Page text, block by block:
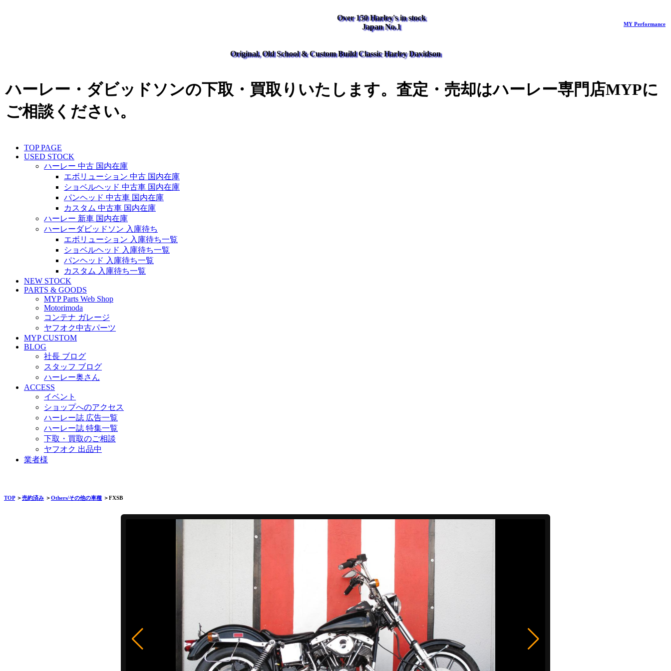
Over 150 Harley's in stock
Japan No.1
MY Performance
Original, Old School & Custom Build Classic Harley Davidson
ハーレー・ダビッドソンの下取・買取りいたします。査定・売却はハーレー専門店MYPに
ご相談ください。
TOP PAGE
USED STOCK
ハーレー 中古 国内在庫
エボリューション 中古 国内在庫
ショベルヘッド 中古車 国内在庫
パンヘッド 中古車 国内在庫
カスタム 中古車 国内在庫
ハーレー 新車 国内在庫
ハーレーダビッドソン 入庫待ち
エボリューション 入庫待ち一覧
ショベルヘッド 入庫待ち一覧
パンヘッド 入庫待ち一覧
カスタム 入庫待ち一覧
NEW STOCK
PARTS & GOODS
MYP Parts Web Shop
Motorimoda
コンテナ ガレージ
ヤフオク中古パーツ
MYP CUSTOM
BLOG
社長 ブログ
スタッフ ブログ
ハーレー奥さん
ACCESS
イベント
ショップへのアクセス
ハーレー誌 広告一覧
ハーレー誌 特集一覧
下取・買取のご相談
ヤフオク 出品中
業者様
TOP＞売約済み ＞Others/その他の車種 ＞FXSB